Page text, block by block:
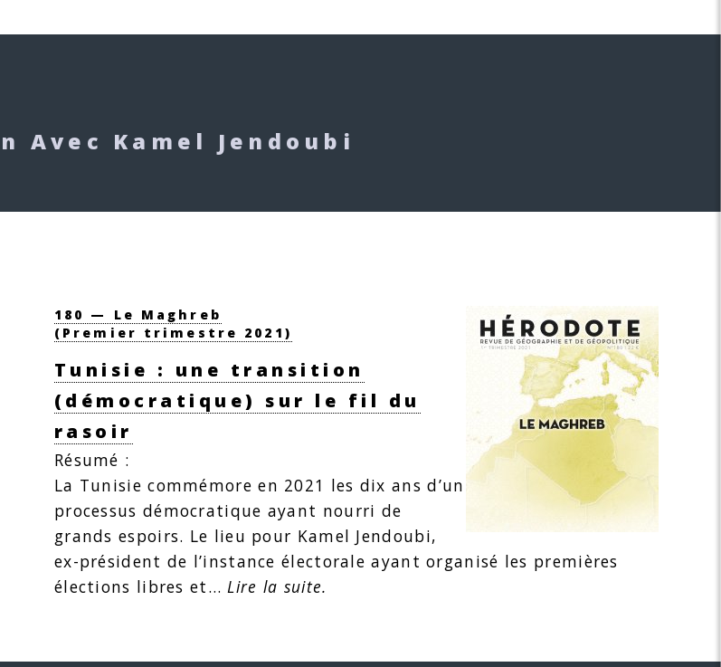
Avec Kamel Jendoubi
180 — Le Maghreb
(Premier trimestre 2021)
Tunisie : une transition
(démocratique) sur le fil du
rasoir
Résumé :
La Tunisie commémore en 2021 les dix ans d’un
processus démocratique ayant nourri de
grands espoirs. Le lieu pour Kamel Jendoubi,
ex-président de l’instance électorale ayant organisé les premières
élections libres et… Lire la suite.